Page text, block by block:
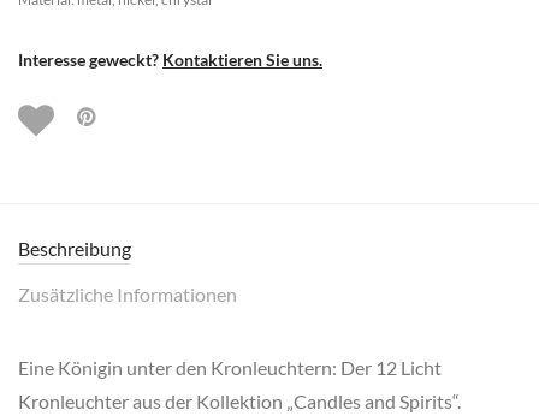
Interesse geweckt? Kontaktieren Sie uns.
Beschreibung
Zusätzliche Informationen
Eine Königin unter den Kronleuchtern: Der 12 Licht
Kronleuchter aus der Kollektion „Candles and Spirits“.